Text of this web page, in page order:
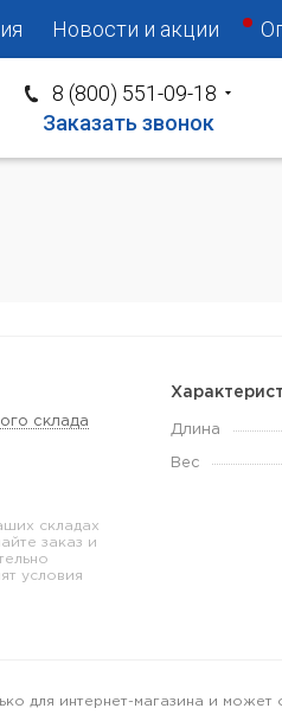
Новости и акции
8 (800) 551-09-18
Заказать звонок
склада
складах
заказ и
условия
Длина
Вес
для интернет-магазина и может